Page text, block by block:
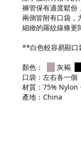
褲管保有適度鬆份
兩側皆附有口袋，
細緻的羅紋線條更
**白色較容易顯口
顏色： 灰褐
口袋：左右各一個
材質：75% Nylon
產地：China